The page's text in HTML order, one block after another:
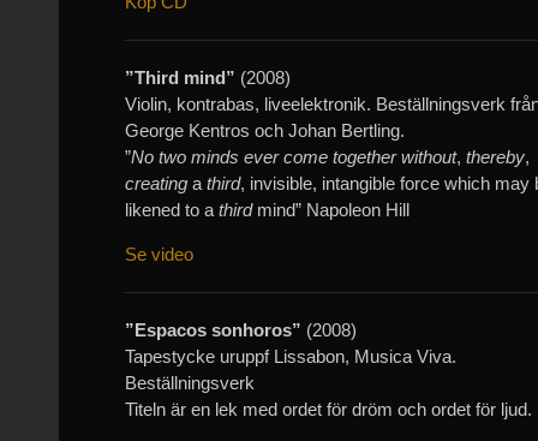
”Third mind” (2008)
Violin, kontrabas, liveelektronik. Beställningsverk
George Kentros och Johan Bertling.
”No two minds ever come together without,thereby,
creating athird, invisible, intangible force which may
likened to athirdmind” Napoleon Hill
Se video
”Espacos sonhoros” (2008)
Tapestycke uruppf Lissabon, Musica Viva.
Beställningsverk
Titeln är en lek med ordet för dröm och ordet för ljud.